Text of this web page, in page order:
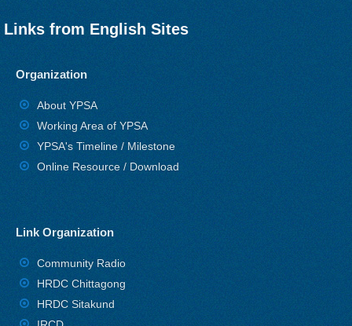
Links from English Sites
Organization
About YPSA
Working Area of YPSA
YPSA's Timeline / Milestone
Online Resource / Download
Link Organization
Community Radio
HRDC Chittagong
HRDC Sitakund